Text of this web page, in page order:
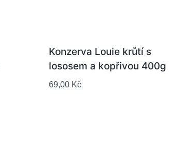
Konzerva Louie krůtí s
lososem a kopřivou 400g
69,00 Kč